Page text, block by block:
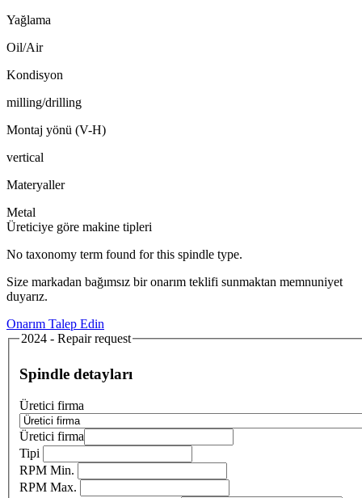
Yağlama
Oil/Air
Kondisyon
milling/drilling
Montaj yönü (V-H)
vertical
Materyaller
Metal
Üreticiye göre makine tipleri
No taxonomy term found for this spindle type.
Size markadan bağımsız bir onarım teklifi sunmaktan memnuniyet
duyarız.
Onarım Talep Edin
2024 - Repair request
Spindle detayları
Üretici firma
Üretici firma
Tipi
RPM Min.
RPM Max.